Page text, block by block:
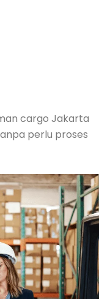
cargo Jakarta
perlu proses